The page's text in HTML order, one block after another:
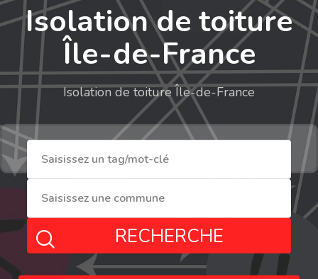
Isolation de toiture
Île-de-France
Isolation de toiture Île-de-France
RECHERCHE